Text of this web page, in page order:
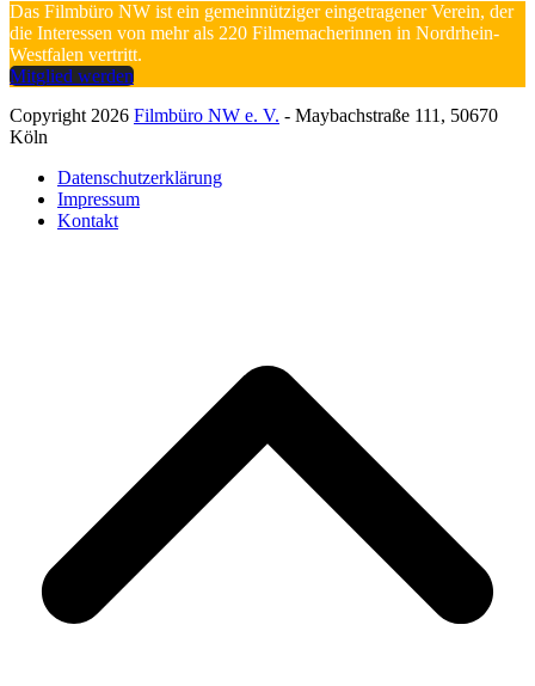
Das Filmbüro NW ist ein gemeinnütziger eingetragener Verein, der
die Interessen von mehr als 220 Filmemacherinnen in Nordrhein-
Westfalen vertritt.
Mitglied werden
Copyright 2026 Filmbüro NW e. V. - Maybachstraße 111, 50670
Köln
Datenschutzerklärung
Impressum
Kontakt